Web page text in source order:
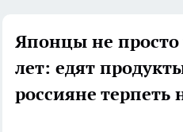
Японцы не просто
лет: едят
россияне терпеть